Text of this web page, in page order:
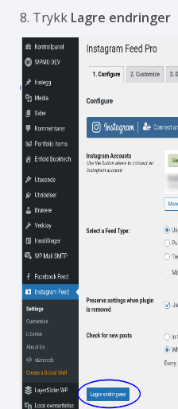
8. Trykk Lagre endringer